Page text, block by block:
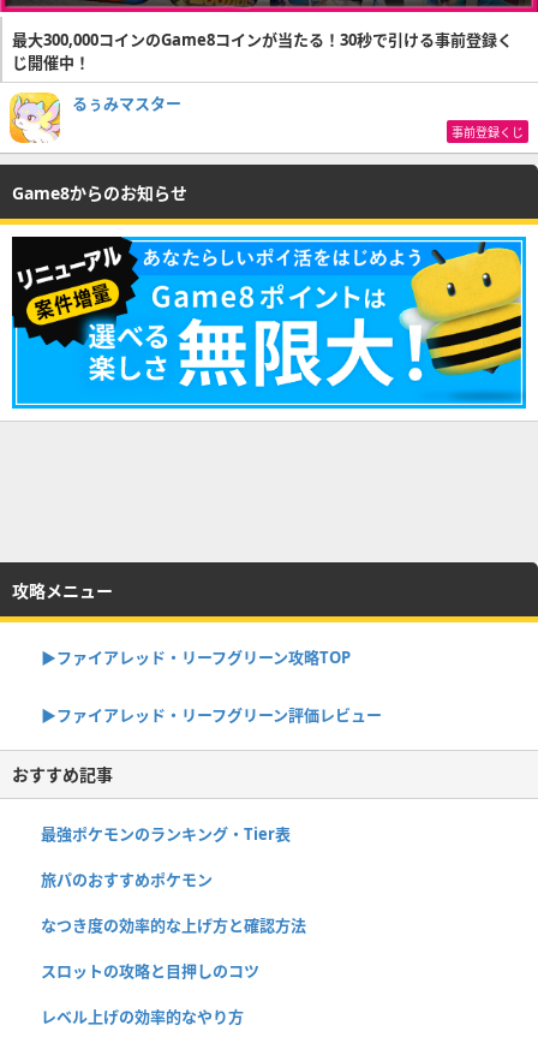
最大300,000コインのGame8コインが当たる！30秒で引ける事前登録く
じ開催中！
るぅみマスター
事前登録くじ
Game8からのお知らせ
攻略メニュー
▶︎ファイアレッド・リーフグリーン攻略TOP
▶︎ファイアレッド・リーフグリーン評価レビュー
おすすめ記事
最強ポケモンのランキング・Tier表
旅パのおすすめポケモン
なつき度の効率的な上げ方と確認方法
スロットの攻略と目押しのコツ
レベル上げの効率的なやり方